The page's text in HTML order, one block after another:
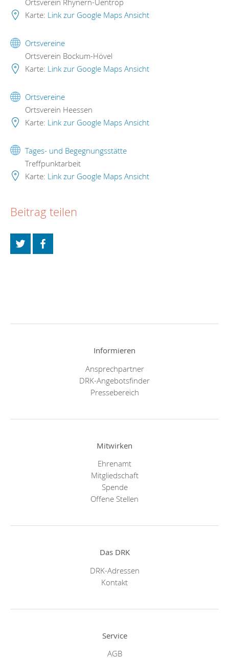
Ortsverein Rhynern-Uentrop
Karte: Link zur Google Maps Ansicht
Ortsvereine
Ortsverein Bockum-Hövel
Karte: Link zur Google Maps Ansicht
Ortsvereine
Ortsverein Heessen
Karte: Link zur Google Maps Ansicht
Tages- und Begegnungsstätte
Treffpunktarbeit
Karte: Link zur Google Maps Ansicht
Beitrag teilen
Informieren
Ansprechpartner
DRK-Angebotsfinder
Pressebereich
Mitwirken
Ehrenamt
Mitgliedschaft
Spende
Offene Stellen
Das DRK
DRK-Adressen
Kontakt
Service
AGB